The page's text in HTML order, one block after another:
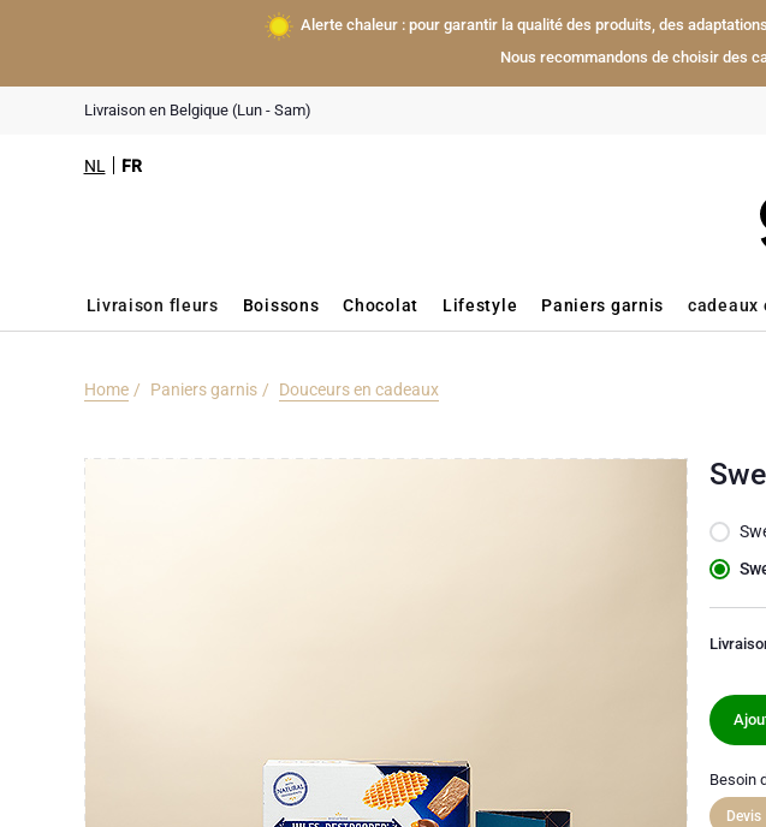
Alerte chaleur : pour garantir la qualité des produits, des
Nous recommandons de choisir des
Livraison en Belgique (Lun - Sam)
NL FR
Livraison fleurs Boissons Chocolat Lifestyle Paniers garnis cadeaux
Home Paniers garnis Douceurs en cadeaux
Besoin